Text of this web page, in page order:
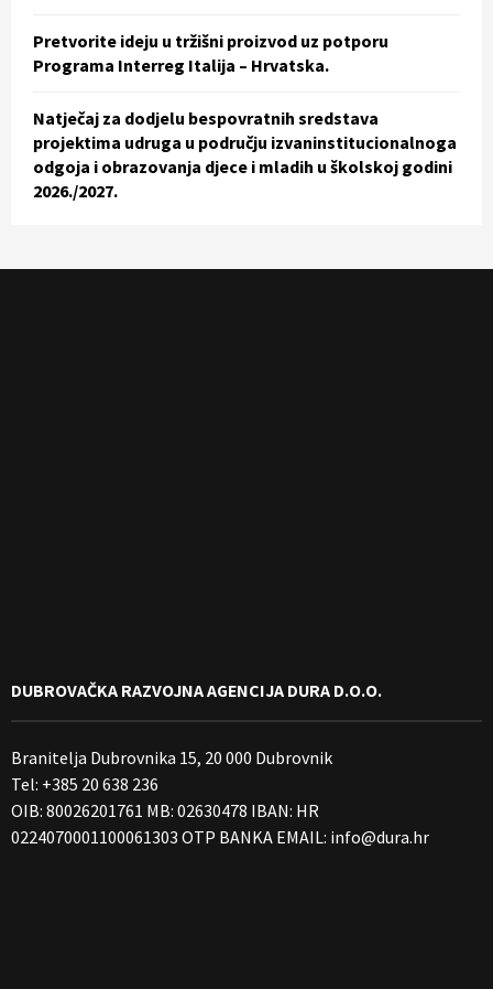
Pretvorite ideju u tržišni proizvod uz potporu
Programa Interreg Italija – Hrvatska.
Natječaj za dodjelu bespovratnih sredstava
projektima udruga u području izvaninstitucionalnoga
odgoja i obrazovanja djece i mladih u školskoj godini
2026./2027.
DUBROVAČKA RAZVOJNA AGENCIJA DURA D.O.O.
Branitelja Dubrovnika 15, 20 000 Dubrovnik
Tel: +385 20 638 236
OIB: 80026201761 MB: 02630478 IBAN: HR
0224070001100061303 OTP BANKA EMAIL: info@dura.hr